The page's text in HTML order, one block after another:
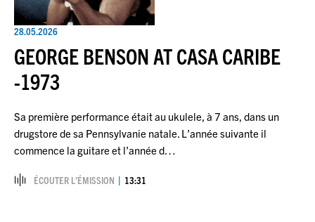
28.05.2026
GEORGE BENSON AT CASA CARIBE
-1973
Sa première performance était au ukulele, à 7 ans, dans un
drugstore de sa Pennsylvanie natale. L’année suivante il
commence la guitare et l’année d…
ÉCOUTER L’ÉMISSION 13:31